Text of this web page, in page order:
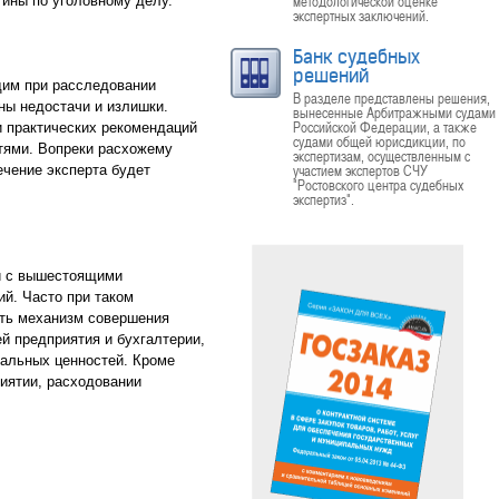
при расследовании
недостачи и излишки.
рекомендаций
Вопреки расхожему
эксперта будет
с вышестоящими
Часто при таком
механизм совершения
предприятия и бухгалтерии,
ценностей. Кроме
расходовании
экспертных заключений.
Банк судебных
решений
В разделе представлены решения,
вынесенные Арбитражными судами
Российской Федерации, а также
судами общей юрисдикции, по
экспертизам, осуществленным с
участием экспертов СЧУ
"Ростовского центра судебных
экспертиз".